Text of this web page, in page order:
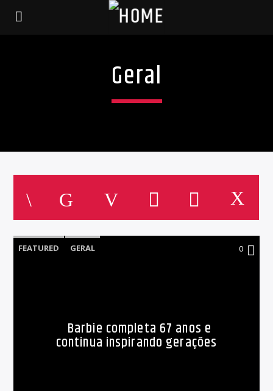
Geral
FEATURED GERAL 0
Barbie completa 67 anos e
continua inspirando gerações